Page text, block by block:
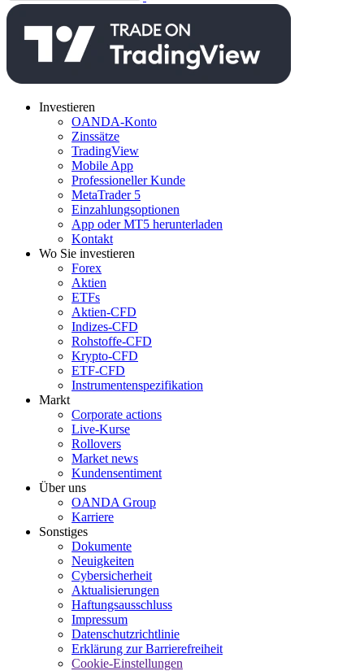
Investieren
OANDA-Konto
Zinssätze
TradingView
Mobile App
Professioneller Kunde
MetaTrader 5
Einzahlungsoptionen
App oder MT5 herunterladen
Kontakt
Wo Sie investieren
Forex
Aktien
ETFs
Aktien-CFD
Indizes-CFD
Rohstoffe-CFD
Krypto-CFD
ETF-CFD
Instrumentenspezifikation
Markt
Corporate actions
Live-Kurse
Rollovers
Market news
Kundensentiment
Über uns
OANDA Group
Karriere
Sonstiges
Dokumente
Neuigkeiten
Cybersicherheit
Aktualisierungen
Haftungsausschluss
Impressum
Datenschutzrichtlinie
Erklärung zur Barrierefreiheit
Cookie-Einstellungen